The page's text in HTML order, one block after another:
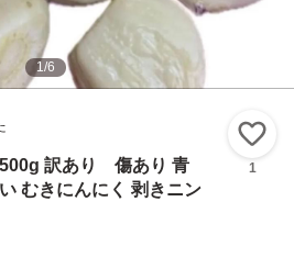
1/6
訳あり 傷あり 青
むきにんにく 剥きニン
1